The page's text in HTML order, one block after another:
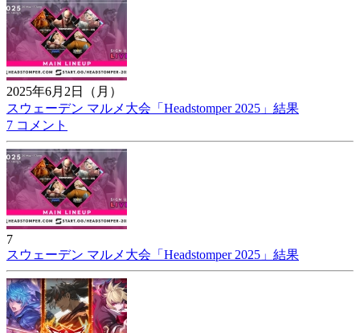
2025年6月2日（月）
スウェーデン マルメ大会「Headstomper 2025」結果
7 コメント
7
スウェーデン マルメ大会「Headstomper 2025」結果